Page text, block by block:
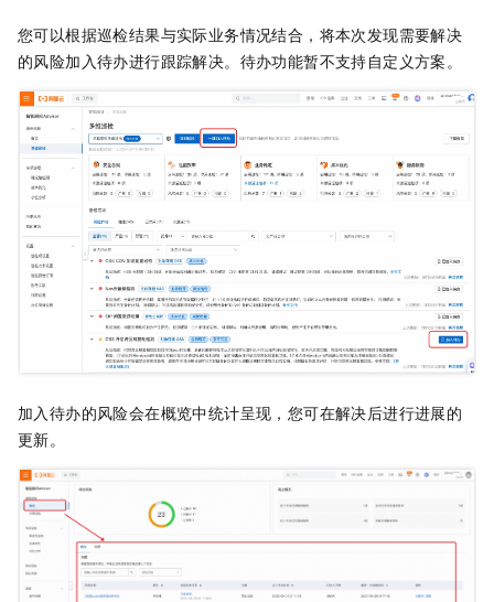
您可以根据巡检结果与实际业务情况结合，将本次发现需要解决
的风险加入待办进行跟踪解决。待办功能暂不支持自定义方案。
加入待办的风险会在概览中统计呈现，您可在解决后进行进展的
更新。